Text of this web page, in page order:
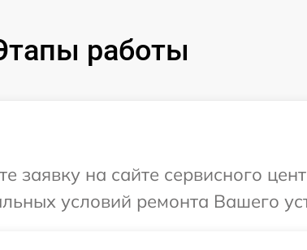
работы
заявку на сайте сервисного
условий ремонта Вашего